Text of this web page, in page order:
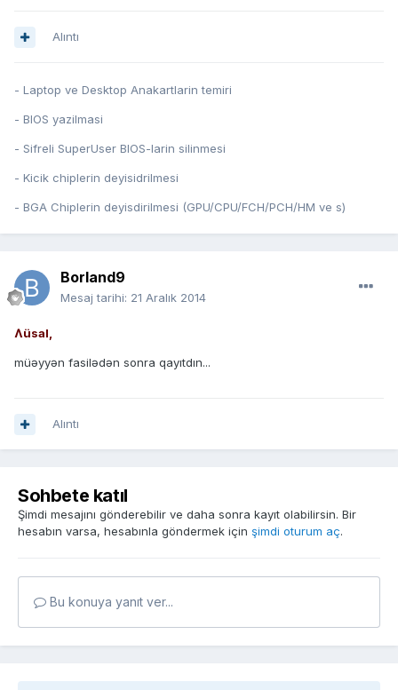
Alıntı
- Laptop ve Desktop Anakartlarin temiri
- BIOS yazilmasi
- Sifreli SuperUser BIOS-larin silinmesi
- Kicik chiplerin deyisidrilmesi
- BGA Chiplerin deyisdirilmesi (GPU/CPU/FCH/PCH/HM ve s)
Borland9
Mesaj tarihi: 21 Aralık 2014
Ʌüsal,
müəyyən fasilədən sonra qayıtdın...
Alıntı
Sohbete katıl
Şimdi mesajını gönderebilir ve daha sonra kayıt olabilirsin. Bir
hesabın varsa, hesabınla göndermek için şimdi oturum aç.
Bu konuya yanıt ver...